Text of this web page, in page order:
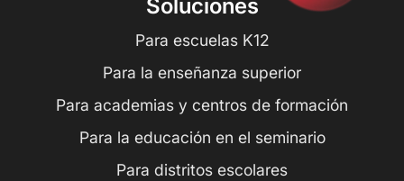
Soluciones
Para escuelas K12
Para la enseñanza superior
Para academias y centros de formación
Para la educación en el seminario
Para distritos escolares